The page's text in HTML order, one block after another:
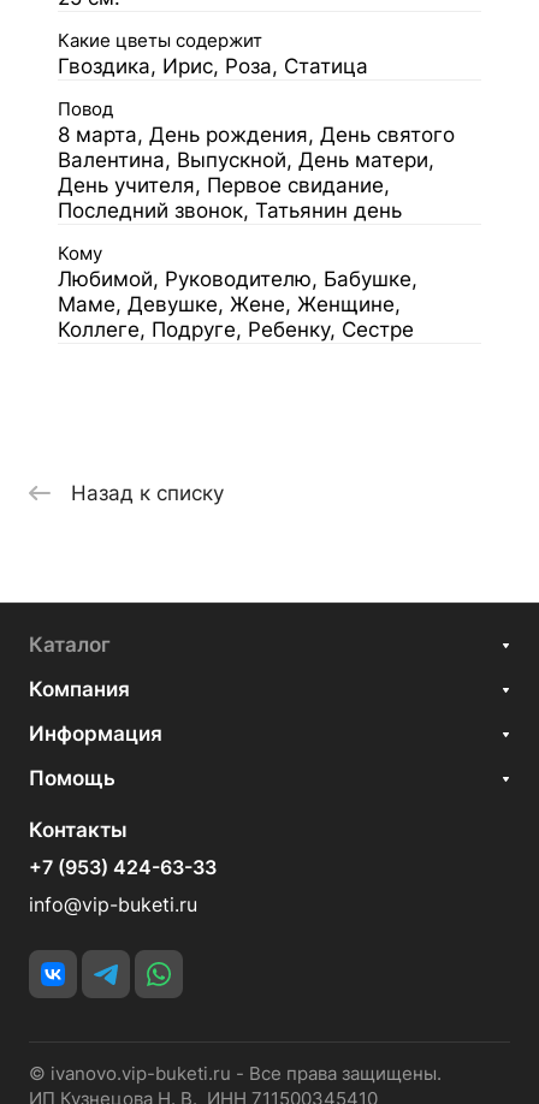
Какие цветы содержит
Гвоздика, Ирис, Роза, Статица
Повод
8 марта, День рождения, День святого
Валентина, Выпускной, День матери,
День учителя, Первое свидание,
Последний звонок, Татьянин день
Кому
Любимой, Руководителю, Бабушке,
Маме, Девушке, Жене, Женщине,
Коллеге, Подруге, Ребенку, Сестре
Назад к списку
Каталог
Компания
Информация
Помощь
Контакты
+7 (953) 424-63-33
info@vip-buketi.ru
© ivanovo.vip-buketi.ru - Все права защищены.
ИП Кузнецова Н. В. ИНН 711500345410